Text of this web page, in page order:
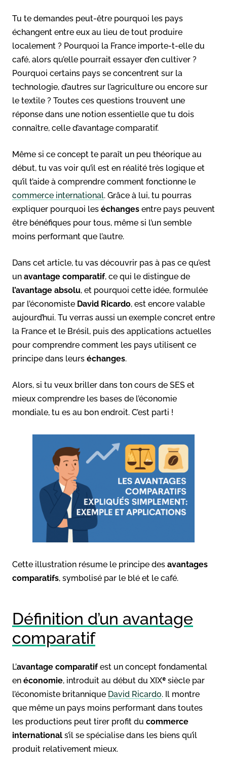
Tu te demandes peut-être pourquoi les pays
échangent entre eux au lieu de tout produire
localement ? Pourquoi la France importe-t-elle du
café, alors qu’elle pourrait essayer d’en cultiver ?
Pourquoi certains pays se concentrent sur la
technologie, d’autres sur l’agriculture ou encore sur
le textile ? Toutes ces questions trouvent une
réponse dans une notion essentielle que tu dois
connaître, celle d’avantage comparatif.
Même si ce concept te paraît un peu théorique au
début, tu vas voir qu’il est en réalité très logique et
qu’il t’aide à comprendre comment fonctionne le
commerce international. Grâce à lui, tu pourras
expliquer pourquoi les échanges entre pays peuvent
être bénéfiques pour tous, même si l’un semble
moins performant que l’autre.
Dans cet article, tu vas découvrir pas à pas ce qu’est
un avantage comparatif, ce qui le distingue de
l’avantage absolu, et pourquoi cette idée, formulée
par l’économiste David Ricardo, est encore valable
aujourd’hui. Tu verras aussi un exemple concret entre
la France et le Brésil, puis des applications actuelles
pour comprendre comment les pays utilisent ce
principe dans leurs échanges.
Alors, si tu veux briller dans ton cours de SES et
mieux comprendre les bases de l’économie
mondiale, tu es au bon endroit. C’est parti !
Cette illustration résume le principe des avantages
comparatifs, symbolisé par le blé et le café.
Définition d’un avantage
comparatif
L’avantage comparatifest un concept fondamental
en économie, introduit au début du XIXᵉ siècle par
l’économiste britannique David Ricardo. Il montre
que même un pays moins performant dans toutes
les productions peut tirer profit du commerce
international s’il se spécialise dans les biens qu’il
produit relativement mieux.